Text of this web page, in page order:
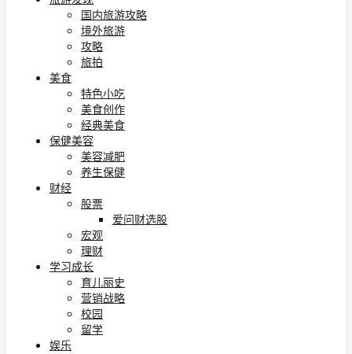
国内旅游攻略
境外旅游
攻略
旅拍
美食
特色小吃
美食创作
经典美食
保健美容
美容减肥
养生保健
财经
股票
爱问财选股
宏观
理财
学习成长
育儿丽史
营销战略
校园
留学
娱乐